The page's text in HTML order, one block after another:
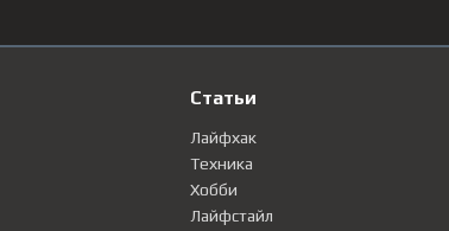
Статьи
Лайфхак
Техника
Хобби
Лайфстайл